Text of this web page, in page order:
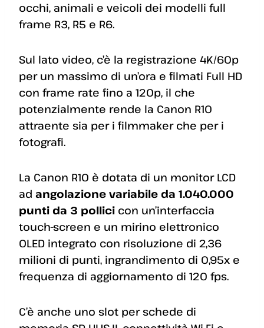
occhi, animali e veicoli dei modelli full
frame R3, R5 e R6.
Sul lato video, c’è la registrazione 4K/60p
per un massimo di un’ora e filmati Full HD
con frame rate fino a 120p, il che
potenzialmente rende la Canon R10
attraente sia per i filmmaker che per i
fotografi.
La Canon R10 è dotata di un monitor LCD
ad angolazione variabile da 1.040.000
punti da 3 pollici con un’interfaccia
touch-screen e un mirino elettronico
OLED integrato con risoluzione di 2,36
milioni di punti, ingrandimento di 0,95x e
frequenza di aggiornamento di 120 fps.
C’è anche uno slot per schede di